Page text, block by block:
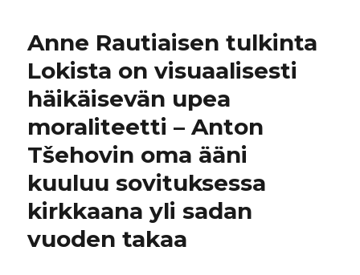
Anne Rautiaisen tulkinta
Lokista on visuaalisesti
häikäisevän upea
moraliteetti – Anton
Tšehovin oma ääni
kuuluu sovituksessa
kirkkaana yli sadan
vuoden takaa